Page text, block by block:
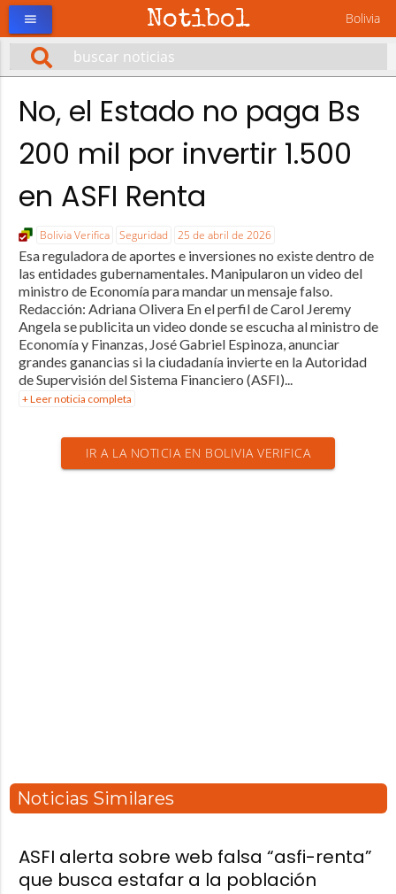
Notibol Bolivia
menu
No, el Estado no paga Bs
200 mil por invertir 1.500
en ASFI Renta
Bolivia Verifica Seguridad 25 de abril de 2026
Esa reguladora de aportes e inversiones no existe dentro de
las entidades gubernamentales. Manipularon un video del
ministro de Economía para mandar un mensaje falso.
Redacción: Adriana Olivera En el perfil de Carol Jeremy
Angela se publicita un video donde se escucha al ministro de
Economía y Finanzas, José Gabriel Espinoza, anunciar
grandes ganancias si la ciudadanía invierte en la Autoridad
de Supervisión del Sistema Financiero (ASFI)...
+ Leer noticia completa
IR A LA NOTICIA EN BOLIVIA VERIFICA
Noticias Similares
ASFI alerta sobre web falsa “asfi-renta”
que busca estafar a la población